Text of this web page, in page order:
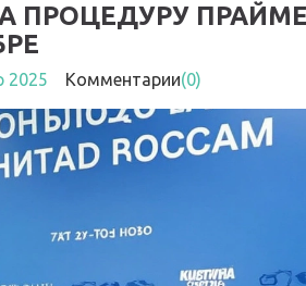
ПРОЦЕДУРУ
2025 Комментарии(0)